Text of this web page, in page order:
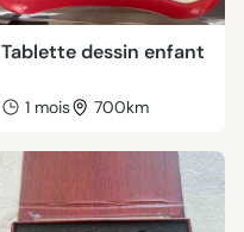
Tablette dessin enfant
1 mois 700km